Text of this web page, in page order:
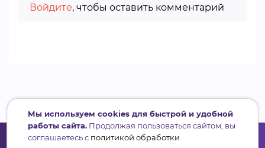
Войдите, чтобы оставить комментарий
Мы используем cookies для быстрой и удобной
работы сайта. Продолжая пользоваться сайтом, вы
соглашаетесь с политикой обработки